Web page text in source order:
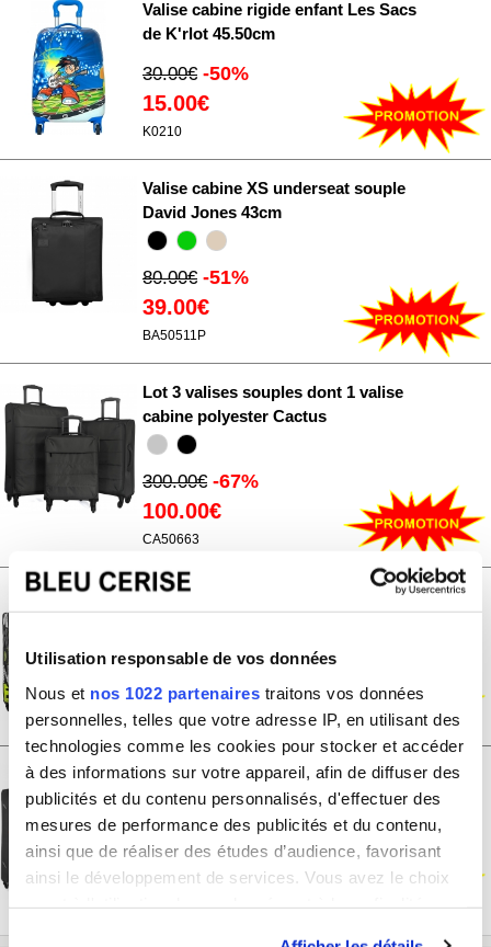
Utilisation responsable de vos données
Nous et nos 1022 partenaires traitons vos données
personnelles, telles que votre adresse IP, en utilisant des
technologies comme les cookies pour stocker et accéder
à des informations sur votre appareil, afin de diffuser des
publicités et du contenu personnalisés, d'effectuer des
mesures de performance des publicités et du contenu,
ainsi que de réaliser des études d’audience, favorisant
ainsi le développement de services. Vous avez le choix
Valise cabine rigide enfant Les Sacs
de K'rlot 45.50cm
30.00€ -50%
15.00€
K0210
Valise cabine XS underseat souple
David Jones 43cm
80.00€ -51%
39.00€
BA50511P
Lot 3 valises souples dont 1 valise
cabine polyester Cactus
300.00€ -67%
100.00€
CA50663
Lot de 3 valises souples
extensibles
340.00€ -68%
110.00€
BA50604
Lot de 3 valises souplesextensibles
plus 1 vanity David Jones
-68%
110.00€